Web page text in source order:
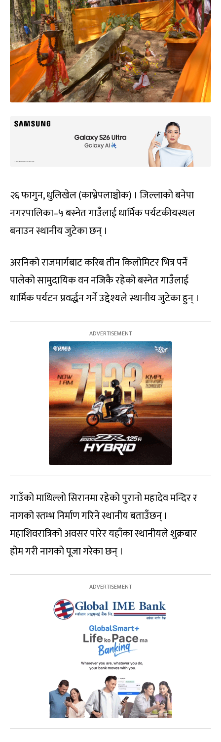
२६ फागुन, धुलिखेल (काभ्रेपलाञ्चोक) । जिल्लाको बनेपा
नगरपालिका–५ बस्नेत गाउँलाई धार्मिक पर्यटकीयस्थल
बनाउन स्थानीय जुटेका छन् ।
अरनिको राजमार्गबाट करिब तीन किलोमिटर भित्र पर्ने
पालेको सामुदायिक वन नजिकै रहेको बस्नेत गाउँलाई
धार्मिक पर्यटन प्रवर्द्धन गर्ने उद्देश्यले स्थानीय जुटेका हुन् ।
गाउँको माथिल्लो सिरानमा रहेको पुरानो महादेव मन्दिर र
नागको स्तम्भ निर्माण गरिने स्थानीय बताउँछन् ।
महाशिवरात्रिको अवसर पारेर यहाँका स्थानीयले शुक्रबार
होम गरी नागको पूजा गरेका छन् ।